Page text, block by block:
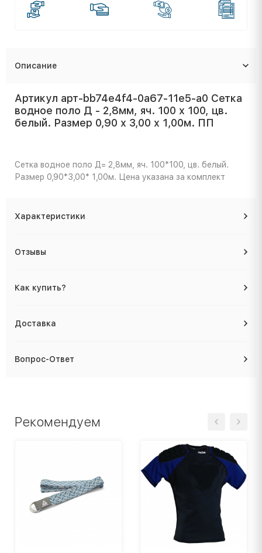
Описание
Артикул арт-bb74e4f4-0a67-11e5-a0 Сетка
водное поло Д - 2,8мм, яч. 100 x 100, цв.
белый. Размер 0,90 x 3,00 x 1,00м. ПП
Сетка водное поло Д= 2,8мм, яч. 100*100, цв. белый.
Размер 0,90*3,00* 1,00м. Цена указана за комплект
Характеристики
Отзывы
Как купить?
Доставка
Вопрос-Ответ
Рекомендуем